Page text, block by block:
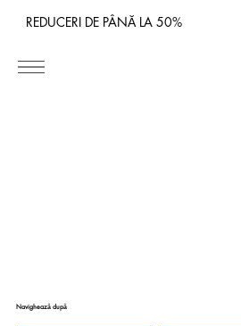
REDUCERI DE PÂNĂ LA 50%
Navighează după